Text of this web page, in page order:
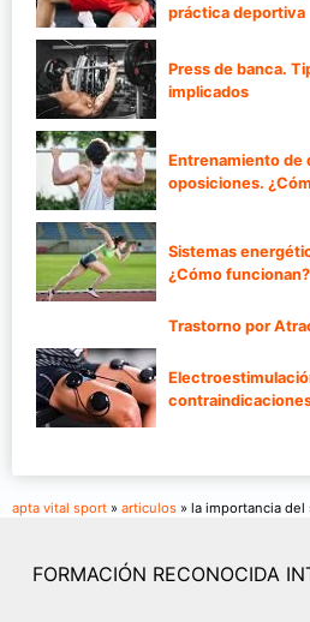
práctica deportiva
Press de banca.
implicados
Entrenamiento de
oposiciones.
Sistemas
¿Cómo funcionan?
Trastorno por
apta vital sport » articulos » la importancia del
FORMACIÓN RECONOCIDA